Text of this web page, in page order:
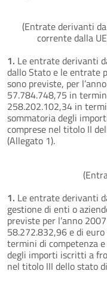
(Entrate derivanti
corrente dalla
1. Le entrate derivanti
dallo Stato e le entrate
sono previste, per
57.784.748,75 in
258.202.102,34 in
sommatoria degli
comprese nel titolo II
(Allegato 1).
1. Le entrate derivanti
gestione di enti o
previste per l’anno
58.272.832,96 e di
termini di competenza
degli importi iscritti a
nel titolo III dello stato